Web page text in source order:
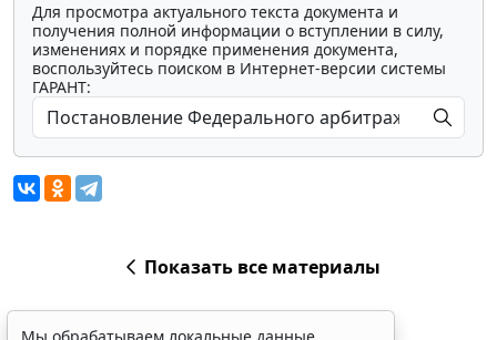
Для просмотра актуального текста документа и
получения полной информации о вступлении в силу,
изменениях и порядке применения документа,
воспользуйтесь поиском в Интернет-версии системы
ГАРАНТ:
Показать все материалы